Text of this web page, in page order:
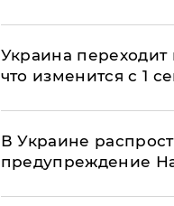
Украина
что изменится с 1
В Украине
предупреждение